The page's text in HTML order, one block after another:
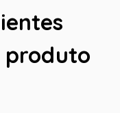
produto